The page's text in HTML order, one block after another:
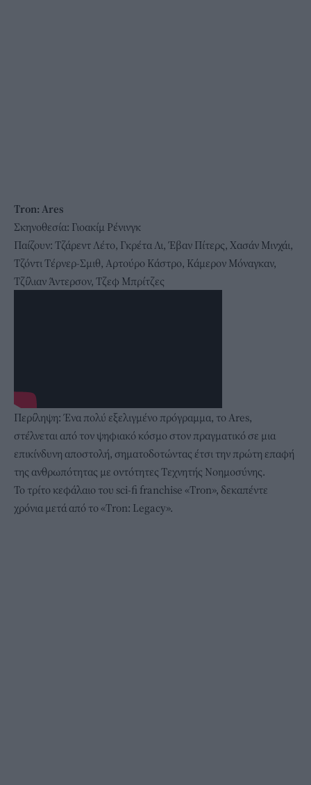
Tron: Ares
Σκηνοθεσία: Γιοακίμ Ρένινγκ
Παίζουν: Τζάρεντ Λέτο, Γκρέτα Λι, Έβαν Πίτερς, Χασάν Μινχάι,
Τζόντι Τέρνερ-Σμιθ, Αρτούρο Κάστρο, Κάμερον Μόναγκαν,
Τζίλιαν Άντερσον, Τζεφ Μπρίτζες
Περίληψη: Ένα πολύ εξελιγμένο πρόγραμμα, το Ares,
στέλνεται από τον ψηφιακό κόσμο στον πραγματικό σε μια
επικίνδυνη αποστολή, σηματοδοτώντας έτσι την πρώτη επαφή
της ανθρωπότητας με οντότητες Τεχνητής Νοημοσύνης.
Το τρίτο κεφάλαιο του sci-fi franchise «Tron», δεκαπέντε
χρόνια μετά από το «Tron: Legacy».